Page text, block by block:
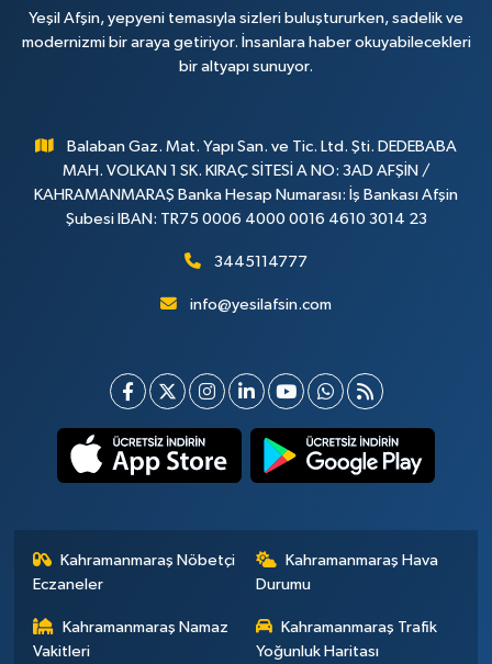
Yeşil Afşin, yepyeni temasıyla sizleri buluştururken, sadelik ve
modernizmi bir araya getiriyor. İnsanlara haber okuyabilecekleri
bir altyapı sunuyor.
Balaban Gaz. Mat. Yapı San. ve Tic. Ltd. Şti. DEDEBABA
MAH. VOLKAN 1 SK. KIRAÇ SİTESİ A NO: 3AD AFŞİN /
KAHRAMANMARAŞ Banka Hesap Numarası: İş Bankası Afşin
Şubesi IBAN: TR75 0006 4000 0016 4610 3014 23
3445114777
info@yesilafsin.com
Kahramanmaraş Nöbetçi
Eczaneler
Kahramanmaraş Hava
Durumu
Kahramanmaraş Namaz
Vakitleri
Kahramanmaraş Trafik
Yoğunluk Haritası